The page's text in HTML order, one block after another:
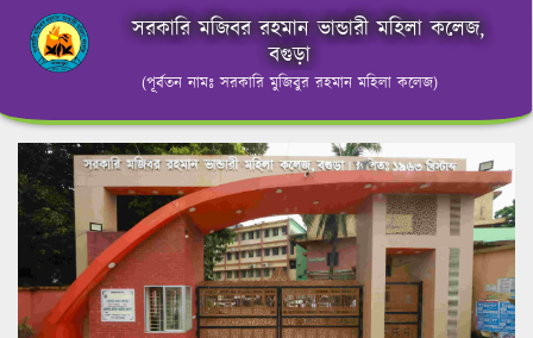
সরকারি মজিবর রহমান ভান্ডারী মহিলা কলেজ,
বগুড়া
(পূর্বতন নামঃ সরকারি মুজিবুর রহমান মহিলা কলেজ)